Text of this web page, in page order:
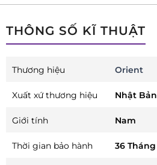
THÔNG SỐ KĨ THUẬT
Thương hiệu Orient
Xuất xứ thương hiệu Nhật Bản
Giới tính Nam
Thời gian bảo hành 36 Tháng